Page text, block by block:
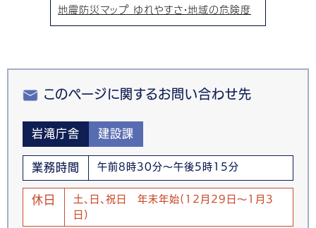
地震防災マップ ゆれやすさ・地域の危険度
このページに関するお問い合わせ先
岩滝庁舎 建設課
業務時間 午前8時30分～午後5時15分
休日
土、日、祝日 年末年始(12月29日～1月3
日)